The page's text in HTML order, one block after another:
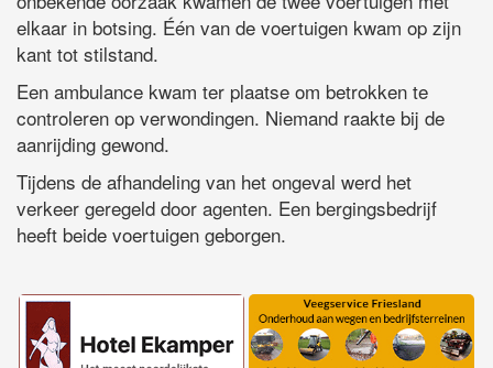
elkaar in botsing. Één van de voertuigen kwam op zijn
kant tot stilstand.
Een ambulance kwam ter plaatse om betrokken te
controleren op verwondingen. Niemand raakte bij de
aanrijding gewond.
Tijdens de afhandeling van het ongeval werd het
verkeer geregeld door agenten. Een bergingsbedrijf
heeft beide voertuigen geborgen.